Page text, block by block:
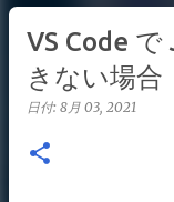
VS Code
きない場合
日付: 8月 03, 2021